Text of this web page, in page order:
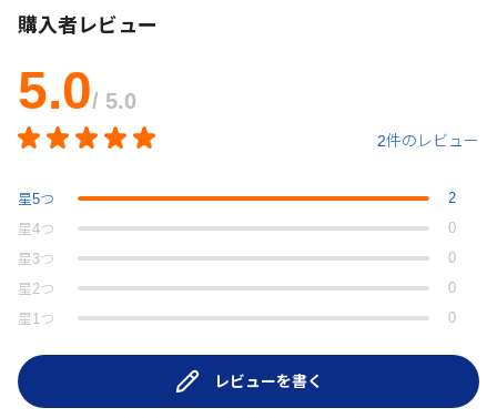
購入者レビュー
5.0/ 5.0
2件のレビュー
星5つ
2
星4つ
0
星 3つ
0
星 2つ
0
星 1つ 0
レビューを書く